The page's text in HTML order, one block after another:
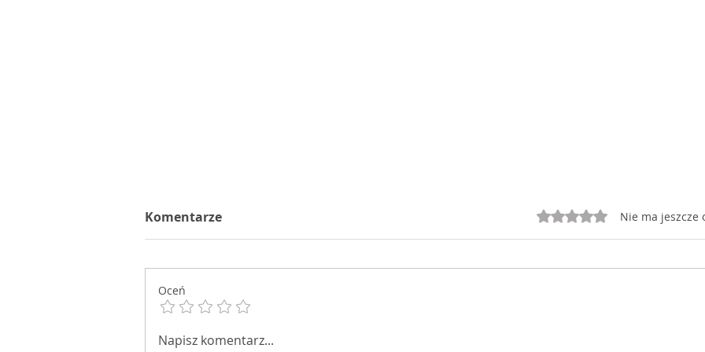
Dziś jest piątek 23
Komentarze Oceniono na 0 z 5Nie ma jeszcze
Oceń
Napisz komentarz...